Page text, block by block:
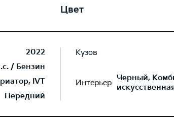
2022
/ Бензин
IVT
Передний
Цвет
Кузов
Интерьер Черный,